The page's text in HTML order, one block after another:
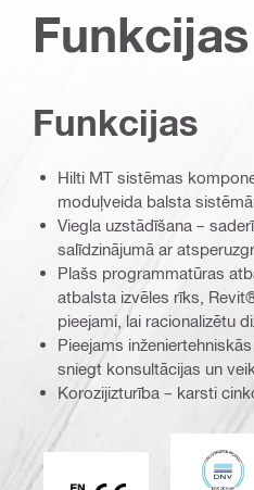
Funkcijas
Hilti MT sistēmas
moduļveida balsta
Viegla uzstādīšana –
salīdzinājumā ar
Plašs programmatūras
atbalsta izvēles rīks,
pieejami, lai racionalizētu
Pieejams
sniegt konsultācijas un
Korozijizturība – karsti
CE EN 1090
DNV